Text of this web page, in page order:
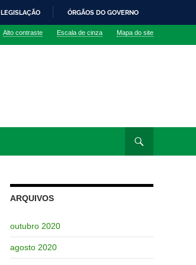
LEGISLAÇÃO ÓRGÃOS DO GOVERNO
Alto contraste Escala de cinza Mapa do site
ARQUIVOS
outubro 2020
agosto 2020